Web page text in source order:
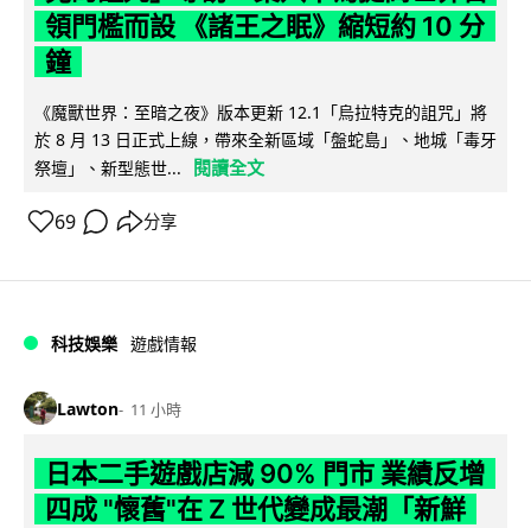
領門檻而設 《諸王之眠》縮短約 10 分
鐘
《魔獸世界：至暗之夜》版本更新 12.1「烏拉特克的詛咒」將
於 8 月 13 日正式上線，帶來全新區域「盤蛇島」、地城「毒牙
祭壇」、新型態世...
閱讀全文
69 分享
科技娛樂 遊戲情報
Lawton 11 小時
日本二手遊戲店減 90% 門市 業績反增
四成 "懷舊"在 Z 世代變成最潮「新鮮